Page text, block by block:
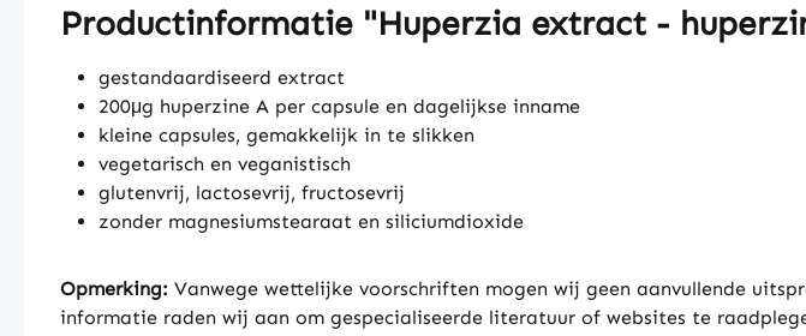
Productinformatie "Huperzia extract -
gestandaardiseerd extract
200μg huperzine A per capsule en dagelijkse inname
kleine capsules, gemakkelijk in te slikken
vegetarisch en veganistisch
glutenvrij, lactosevrij, fructosevrij
zonder magnesiumstearaat en siliciumdioxide
Opmerking: Vanwege wettelijke voorschriften mogen wij geen aanvullende
informatie raden wij aan om gespecialiseerde literatuur of websites te